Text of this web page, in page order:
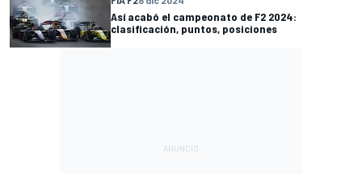
Así acabó el campeonato de F2 2024:
clasificación, puntos, posiciones